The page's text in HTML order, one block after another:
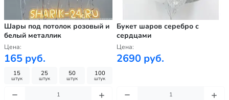
Шары под потолок розовый и
белый металлик
Цена:
165 руб.
15
штук
25
штук
50
штук
100
штук
Букет шаров серебро с
сердцами
Цена:
2690 руб.